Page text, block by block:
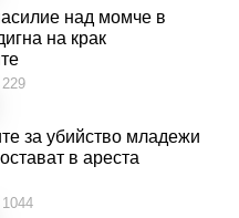
над момче в
на крак
229
за убийство младежи
в ареста
1044